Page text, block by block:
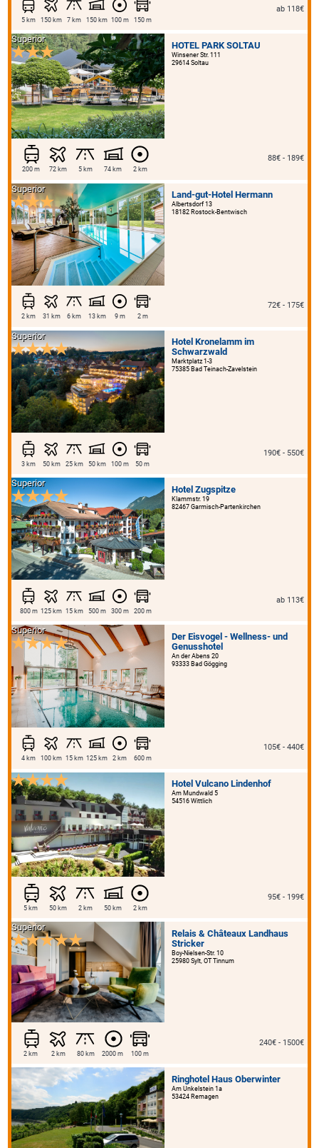
5 km 150 km 7 km 150 km 100 m 150 m
ab 118€
HOTEL PARK SOLTAU
Winsener Str. 111
29614 Soltau
Superior
200 m 72 km 5 km 74 km 2 km
88€ - 189€
Land-gut-Hotel Hermann
Albertsdorf 13
18182 Rostock-Bentwisch
Superior
2 km 31 km 6 km 13 km 9 m 2 m
72€ - 175€
Hotel Kronelamm im
Schwarzwald
Marktplatz 1-3
75385 Bad Teinach-Zavelstein
Superior
3 km 50 km 25 km 50 km 100 m 50 m
190€ - 550€
Hotel Zugspitze
Klammstr. 19
82467 Garmisch-Partenkirchen
Superior
800 m 125 km 15 km 500 m 300 m 200 m
ab 113€
Der Eisvogel - Wellness- und
Genusshotel
An der Abens 20
93333 Bad Gögging
Superior
4 km 100 km 15 km 125 km 2 km 600 m
105€ - 440€
Hotel Vulcano Lindenhof
Am Mundwald 5
54516 Wittlich
5 km 50 km 2 km 50 km 2 km
95€ - 199€
Relais & Châteaux Landhaus
Stricker
Boy-Nielsen-Str. 10
25980 Sylt, OT Tinnum
Superior
2 km 2 km 80 km 2000 m 100 m
240€ - 1500€
Ringhotel Haus Oberwinter
Am Unkelstein 1a
53424 Remagen